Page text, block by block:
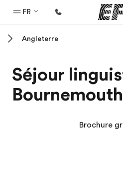
FR
Programmes
Nos offres
Angleterre
Séjour
Bournemouth
Brochure